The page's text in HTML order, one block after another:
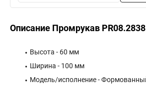
Описание Промрукав PR08.2838
Высота - 60 мм
Ширина - 100 мм
Модель/исполнение -